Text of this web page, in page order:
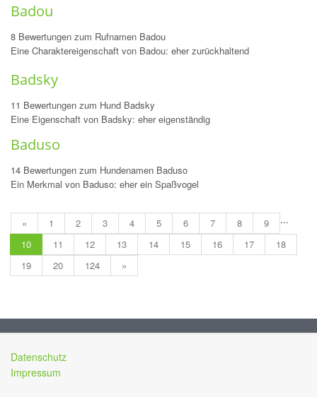
Badou
8 Bewertungen zum Rufnamen Badou
Eine Charaktereigenschaft von Badou: eher zurückhaltend
Badsky
11 Bewertungen zum Hund Badsky
Eine Eigenschaft von Badsky: eher eigenständig
Baduso
14 Bewertungen zum Hundenamen Baduso
Ein Merkmal von Baduso: eher ein Spaßvogel
« 1 2 3 4 5 6 7 8
9
10
11 12 13 14 15 16 17
18
19
20
...
124 »
Datenschutz
Impressum